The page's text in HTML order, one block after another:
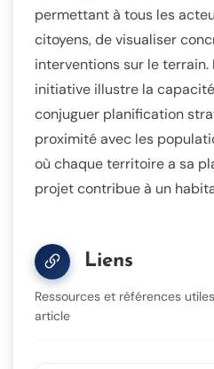
permettant à tous les
citoyens, de visualiser
interventions sur le terrain.
initiative illustre la capacité
conjuguer planification
proximité avec les
où chaque territoire a sa
projet contribue à un
Liens
Ressources et références
article